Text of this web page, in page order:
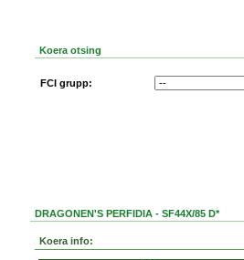
Koera otsing
FCI grupp:
DRAGONEN'S PERFIDIA - SF44X/85 D*
Koera info: